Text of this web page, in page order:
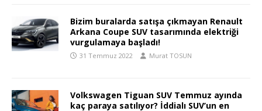
Bizim buralarda satışa çıkmayan Renault
Arkana Coupe SUV tasarımında elektriği
vurgulamaya başladı!
31 Temmuz 2022 Murat TOSUN
Volkswagen Tiguan SUV Temmuz ayında
kaç paraya satılıyor? İddialı SUV’un en